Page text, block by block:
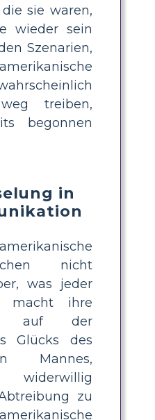
sie waren,
wieder sein
Szenarien,
treiben,
begonnen
in
nicht
was jeder
ihre
auf der
Glücks des
Mannes,
zu